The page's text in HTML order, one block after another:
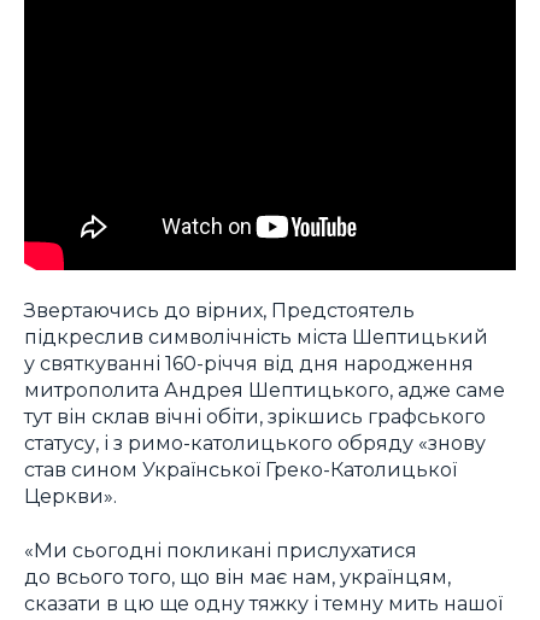
Звертаючись до вірних, Предстоятель
підкреслив символічність міста Шептицький
у святкуванні 160-річчя від дня народження
митрополита Андрея Шептицького, адже саме
тут він склав вічні обіти, зрікшись графського
статусу, і з римо-католицького обряду «знову
став сином Української Греко-Католицької
Церкви».
«Ми сьогодні покликані прислухатися
до всього того, що він має нам, українцям,
сказати в цю ще одну тяжку і темну мить нашої